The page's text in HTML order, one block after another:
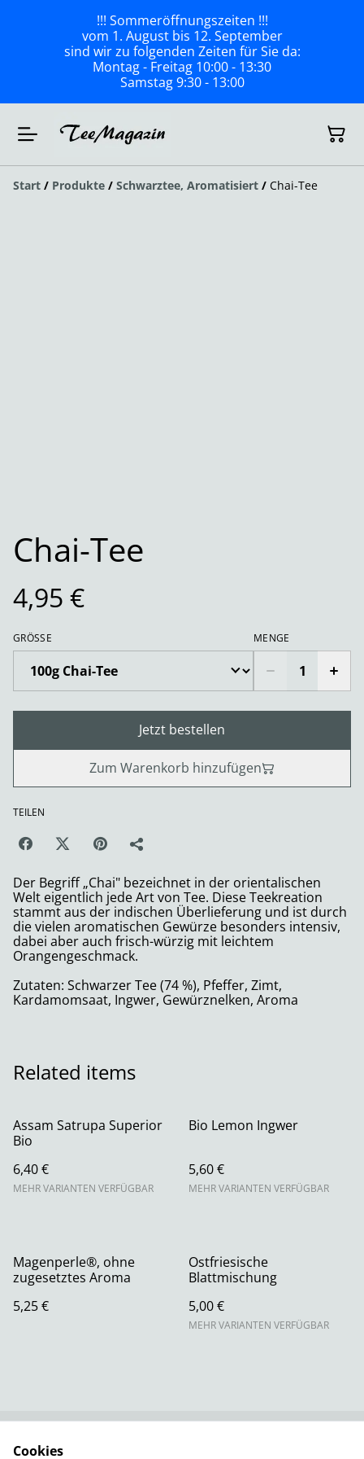
!!! Sommeröffnungszeiten !!!
vom 1. August bis 12. September
sind wir zu folgenden Zeiten für Sie da:
Montag - Freitag 10:00 - 13:30
Samstag 9:30 - 13:00
Start / Produkte / Schwarztee, Aromatisiert / Chai-Tee
Chai-Tee
4,95 €
GRÖSSE MENGE
Jetzt bestellen
Zum Warenkorb hinzufügen
TEILEN
Der Begriff „Chai" bezeichnet in der orientalischen
Welt eigentlich jede Art von Tee. Diese Teekreation
stammt aus der indischen Überlieferung und ist durch
die vielen aromatischen Gewürze besonders intensiv,
dabei aber auch frisch-würzig mit leichtem
Orangengeschmack.
Zutaten: Schwarzer Tee (74 %), Pfeffer, Zimt,
Kardamomsaat, Ingwer, Gewürznelken, Aroma
Related items
Assam Satrupa Superior
Bio
6,40 €
MEHR VARIANTEN VERFÜGBAR
Bio Lemon Ingwer
5,60 €
MEHR VARIANTEN VERFÜGBAR
Magenperle®, ohne
zugesetztes Aroma
5,25 €
Ostfriesische
Blattmischung
5,00 €
MEHR VARIANTEN VERFÜGBAR
Cookies